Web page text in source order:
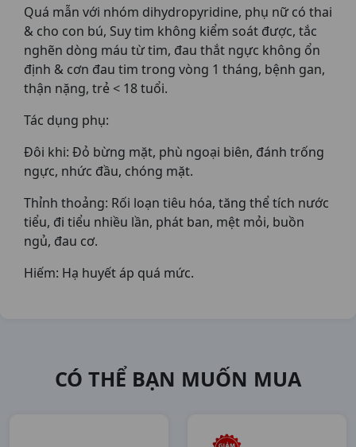
Quá mẫn với nhóm dihydropyridine, phụ nữ có thai
& cho con bú, Suy tim không kiểm soát được, tắc
nghẽn dòng máu từ tim, đau thắt ngực không ổn
định & cơn đau tim trong vòng 1 tháng, bệnh gan,
thận nặng, trẻ < 18 tuổi.
Tác dụng phụ:
Ðôi khi: Đỏ bừng mặt, phù ngoại biên, đánh trống
ngực, nhức đầu, chóng mặt.
Thỉnh thoảng: Rối loạn tiêu hóa, tăng thể tích nước
tiểu, đi tiểu nhiều lần, phát ban, mệt mỏi, buồn
ngủ, đau cơ.
Hiếm: Hạ huyết áp quá mức.
CÓ THỂ BẠN MUỐN MUA